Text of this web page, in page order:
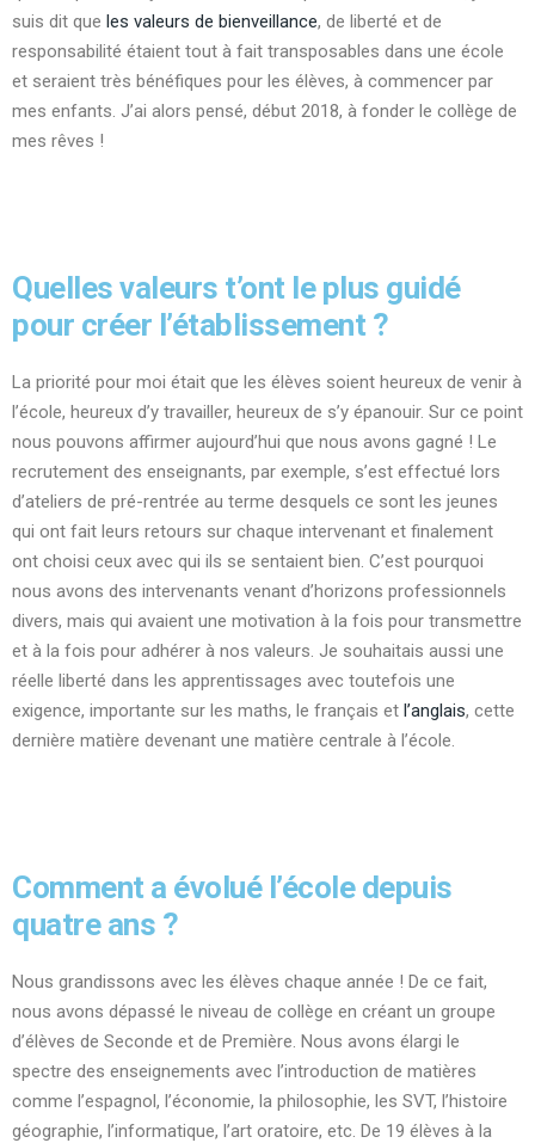
suis dit que les valeurs de bienveillance, de liberté et de
responsabilité étaient tout à fait transposables dans une école
et seraient très bénéfiques pour les élèves, à commencer par
mes enfants. J’ai alors pensé, début 2018, à fonder le collège de
mes rêves !
Quelles valeurs t’ont le plus guidé
pour créer l’établissement ?
La priorité pour moi était que les élèves soient heureux de venir à
l’école, heureux d’y travailler, heureux de s’y épanouir. Sur ce point
nous pouvons affirmer aujourd’hui que nous avons gagné ! Le
recrutement des enseignants, par exemple, s’est effectué lors
d’ateliers de pré-rentrée au terme desquels ce sont les jeunes
qui ont fait leurs retours sur chaque intervenant et finalement
ont choisi ceux avec qui ils se sentaient bien. C’est pourquoi
nous avons des intervenants venant d’horizons professionnels
divers, mais qui avaient une motivation à la fois pour transmettre
et à la fois pour adhérer à nos valeurs. Je souhaitais aussi une
réelle liberté dans les apprentissages avec toutefois une
exigence, importante sur les maths, le français et l’anglais, cette
dernière matière devenant une matière centrale à l’école.
Comment a évolué l’école depuis
quatre ans ?
Nous grandissons avec les élèves chaque année ! De ce fait,
nous avons dépassé le niveau de collège en créant un groupe
d’élèves de Seconde et de Première. Nous avons élargi le
spectre des enseignements avec l’introduction de matières
comme l’espagnol, l’économie, la philosophie, les SVT, l’histoire
géographie, l’informatique, l’art oratoire, etc. De 19 élèves à la